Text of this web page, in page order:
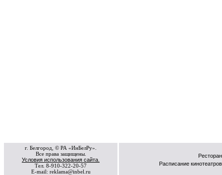
г. Белгород, © РА «ИнБелРу».
Все права защищены.
Условия использования сайта.
Тел. 8-910-322-20-57
E-mail: reklama@inbel.ru
Расписание кинотеатров